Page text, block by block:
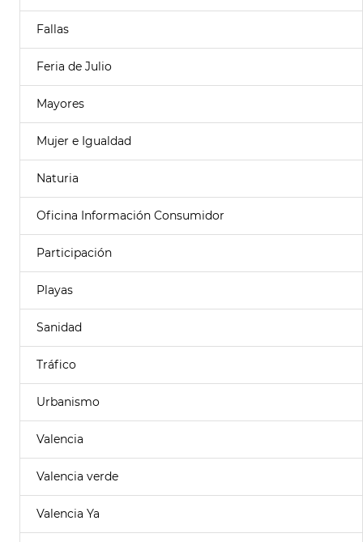
Fallas
Feria de Julio
Mayores
Mujer e Igualdad
Naturia
Oficina Información Consumidor
Participación
Playas
Sanidad
Tráfico
Urbanismo
Valencia
Valencia verde
Valencia Ya